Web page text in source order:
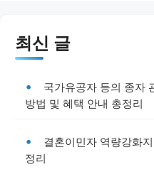
최신 글
국가유공자 등의 종자
방법 및 혜택 안내 총정리
결혼이민자 역량강화
정리